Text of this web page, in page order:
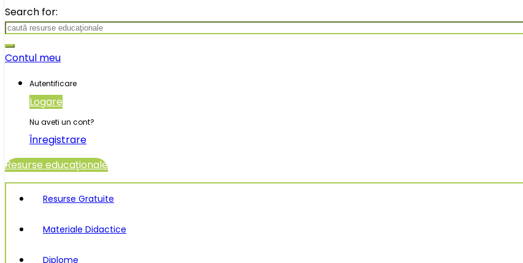
Search for:
Contul meu
Autentificare
Logare
Nu aveti un cont?
Înregistrare
Resurse educaţionale
Resurse Gratuite
Materiale Didactice
Diplome